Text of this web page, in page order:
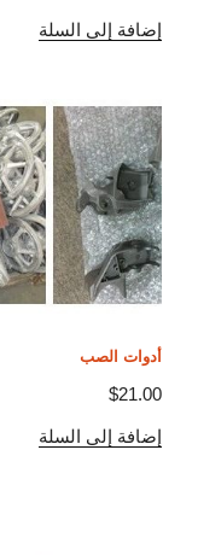
إضافة إلى السلة
أدوات الصب
$21.00
إضافة إلى السلة